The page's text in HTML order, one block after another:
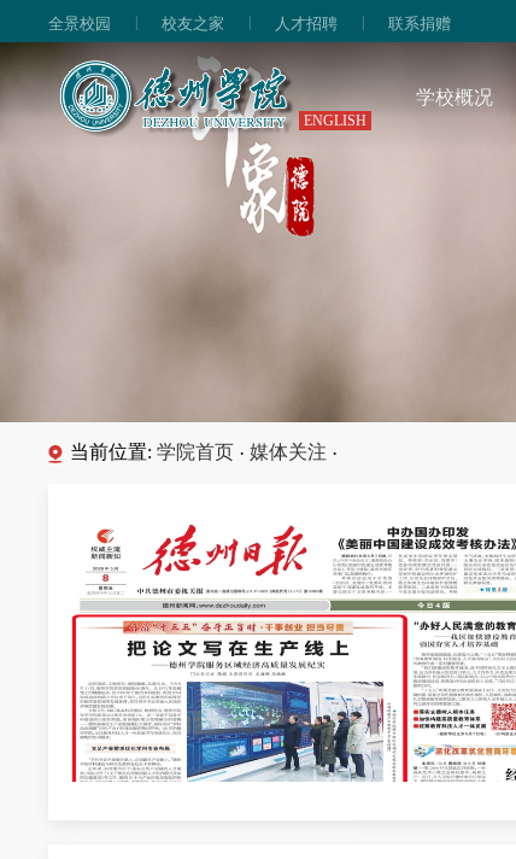
全景校园 | 校友之家 | 人才招聘 | 联系捐赠
ENGLISH
学校概况
当前位置:学院首页 · 媒体关注 ·